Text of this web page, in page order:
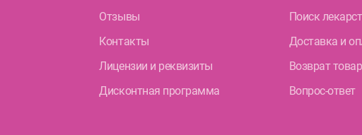
Отзывы
Контакты
Лицензии и реквизиты
Дисконтная программа
Поиск
Доставка и
Возврат
Вопрос-ответ